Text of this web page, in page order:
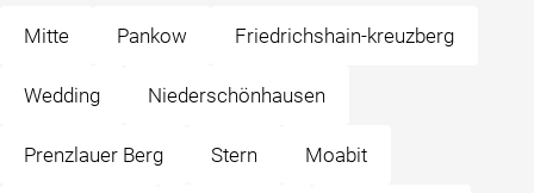
Mitte Pankow Friedrichshain-kreuzberg
Wedding Niederschönhausen
Prenzlauer Berg Stern Moabit